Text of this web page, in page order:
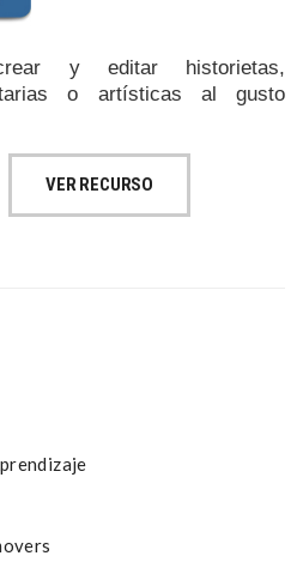
y editar historietas,
o artísticas al gusto
VER RECURSO